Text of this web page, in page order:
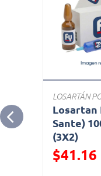
LOSARTÁN
Losartan
Sante)
(3X2)
$41.16